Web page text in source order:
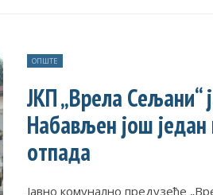
ОПШТЕ
ЈКП „Врела Сељани“
Набављен још
отпада
Јавно комунално предузеће